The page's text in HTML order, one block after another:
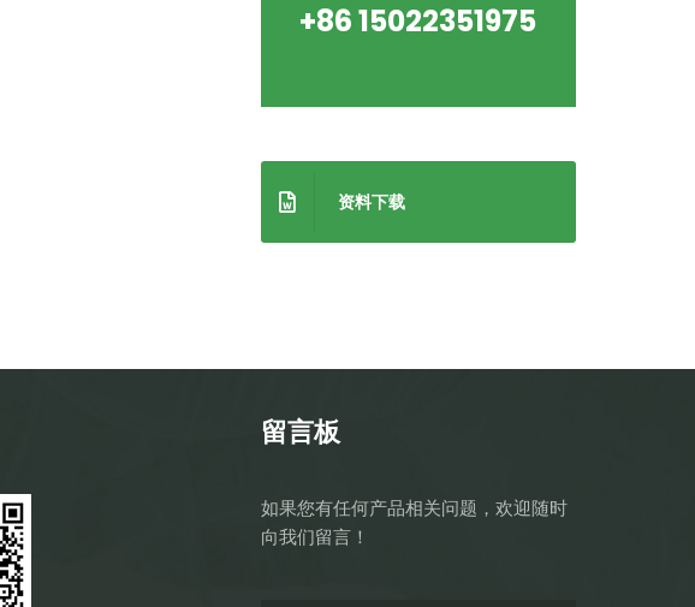
+86 15022351975
资料下载
留言板
如果您有任何产品相关问题，欢迎随时
向我们留言！